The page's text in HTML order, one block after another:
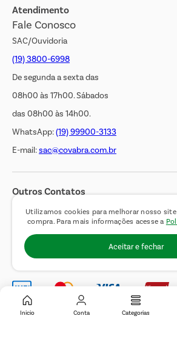
Utilizamos cookies para melhorar nosso
compra. Para mais informações acesse a
Aceitar e fechar
Inicio Conta Categorias
Jornal de Ofertas
Transparência Salarial
Atendimento
Fale Conosco
SAC/Ouvidoria
(19) 3800-6998
De segunda a sexta das
08h00 às 17h00. Sábados
das 08h00 às 14h00.
WhatsApp:(19) 99900-3133
E-mail:sac@covabra.com.br
Outros Contatos
Negócios Imobiliários
Trabalhe Conosco